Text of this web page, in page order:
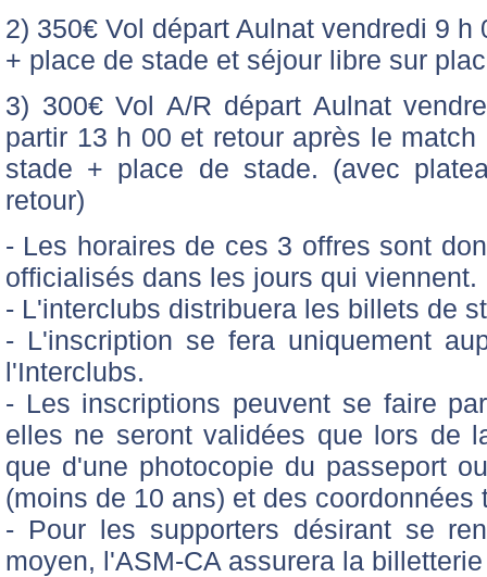
2) 350€ Vol départ Aulnat vendredi 9 h
+ place de stade et séjour libre sur
3) 300€ Vol A/R départ Aulnat
partir 13 h 00 et retour après le
stade + place de stade. (avec
retour)
- Les horaires de ces 3 offres sont
officialisés dans les jours qui viennent.
- L'interclubs distribuera les billets de
- L'inscription se fera uniquement
l'Interclubs.
- Les inscriptions peuvent se faire
elles ne seront validées que lors de
que d'une photocopie du passeport
(moins de 10 ans) et des
- Pour les supporters désirant se
moyen, l'ASM-CA assurera la